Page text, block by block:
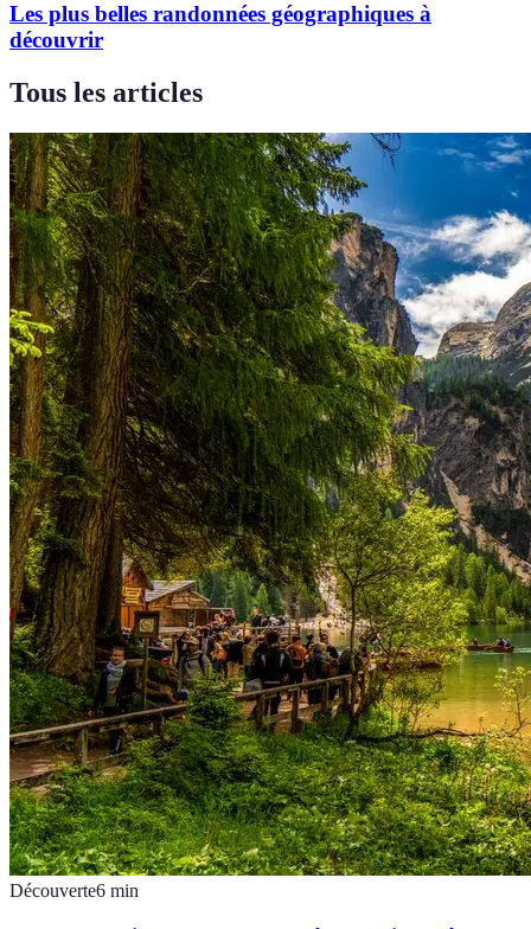
Les plus belles randonnées géographiques à
découvrir
Tous les articles
Découverte6 min